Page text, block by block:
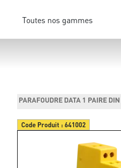
Toutes nos gammes
PARAFOUDRE DATA 1 PAIRE
Code Produit :641002